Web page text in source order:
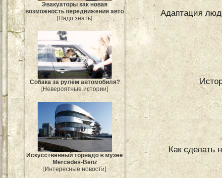
Эвакуаторы как новая
возможность передвижения авто
[Надо знать]
Собака за рулём автомобиля?
[Невероятные истории]
Искусственный торнадо в музее
Mercedes-Benz
[Интересные новости]
Адаптация
Как сделать